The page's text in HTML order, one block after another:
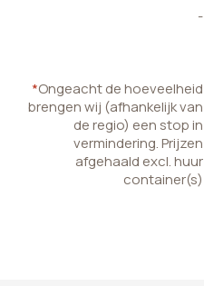
-
*Ongeacht de hoeveelheid
brengen wij (afhankelijk van
de regio) een stop in
vermindering. Prijzen
afgehaald excl. huur
container(s)